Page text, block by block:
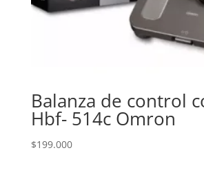
Balanza de control
Hbf- 514c Omron
$199.000